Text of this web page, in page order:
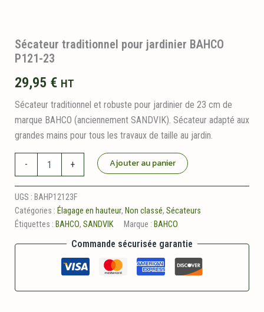
Sécateur traditionnel pour jardinier BAHCO
P121-23
29,95 € HT
Sécateur traditionnel et robuste pour jardinier de 23 cm de
marque BAHCO (anciennement SANDVIK). Sécateur adapté aux
grandes mains pour tous les travaux de taille au jardin.
-
traditionnel
pour
jardinier
BAHCO
+ Ajouter au panier
UGS : BAHP12123F
Catégories : Élagage en hauteur, Non classé, Sécateurs
Étiquettes : BAHCO, SANDVIK Marque : BAHCO
Commande sécurisée garantie